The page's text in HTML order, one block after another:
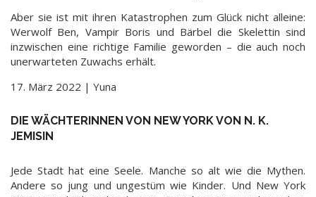
Aber sie ist mit ihren Katastrophen zum Glück nicht alleine:
Werwolf Ben, Vampir Boris und Bärbel die Skelettin sind
inzwischen eine richtige Familie geworden – die auch noch
unerwarteten Zuwachs erhält.
17. März 2022 | Yuna
DIE WÄCHTERINNEN VON NEW YORK VON N. K.
JEMISIN
Jede Stadt hat eine Seele. Manche so alt wie die Mythen.
Andere so jung und ungestüm wie Kinder. Und New York